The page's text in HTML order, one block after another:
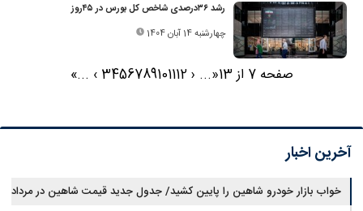
رشد ۳۶‌درصدی شاخص کل بورس در ۴۵روز
چهارشنبه 14 آبان 1404
صفحه 7 از 13 «
...
‹
3456789101112
›
...
»
آخرین اخبار
خواب بازار خودرو شاهین را پایین کشید/ جدول جدید قیمت شاهین در مرداد